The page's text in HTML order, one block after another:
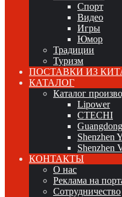
Спорт
Видео
Игры
Юмор
Традиции
Туризм
ПОСТАВКИ ИЗ
КАТАЛОГ
Каталог
Lipower
CTECHI
Shenzhen
Shenzhen
КОНТАКТЫ
О нас
Реклама на
Сотрудничество